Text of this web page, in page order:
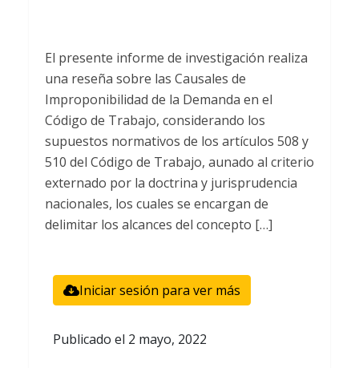
El presente informe de investigación realiza
una reseña sobre las Causales de
Improponibilidad de la Demanda en el
Código de Trabajo, considerando los
supuestos normativos de los artículos 508 y
510 del Código de Trabajo, aunado al criterio
externado por la doctrina y jurisprudencia
nacionales, los cuales se encargan de
delimitar los alcances del concepto […]
Iniciar sesión para ver más
Publicado el 2 mayo, 2022